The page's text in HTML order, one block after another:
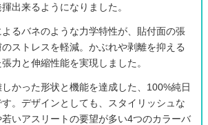
出来るようになりました。
るバネのような力学特性が、貼付面の張
ストレスを軽減。かぶれや剥離を抑える
力と伸縮性能を実現しました。
かった形状と機能を達成した、100%純日
。デザインとしても、スタイリッシュな
いアスリートの要望が多い4つのカラーバ